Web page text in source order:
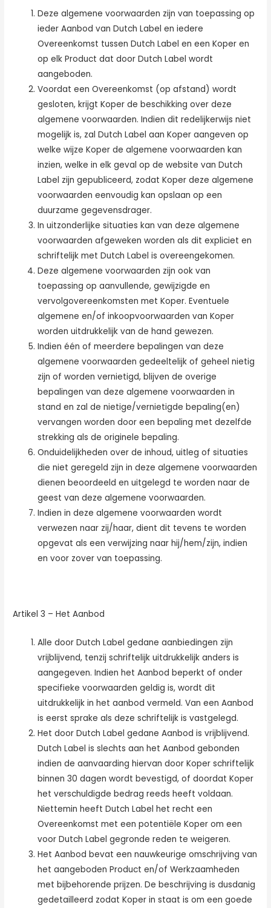
Deze algemene voorwaarden zijn van toepassing op
ieder Aanbod van Dutch Label en iedere
Overeenkomst tussen Dutch Label en een Koper en
op elk Product dat door Dutch Label wordt
aangeboden.
Voordat een Overeenkomst (op afstand) wordt
gesloten, krijgt Koper de beschikking over deze
algemene voorwaarden. Indien dit redelijkerwijs niet
mogelijk is, zal Dutch Label aan Koper aangeven op
welke wijze Koper de algemene voorwaarden kan
inzien, welke in elk geval op de website van Dutch
Label zijn gepubliceerd, zodat Koper deze algemene
voorwaarden eenvoudig kan opslaan op een
duurzame gegevensdrager.
In uitzonderlijke situaties kan van deze algemene
voorwaarden afgeweken worden als dit expliciet en
schriftelijk met Dutch Label is overeengekomen.
Deze algemene voorwaarden zijn ook van
toepassing op aanvullende, gewijzigde en
vervolgovereenkomsten met Koper. Eventuele
algemene en/of inkoopvoorwaarden van Koper
worden uitdrukkelijk van de hand gewezen.
Indien één of meerdere bepalingen van deze
algemene voorwaarden gedeeltelijk of geheel nietig
zijn of worden vernietigd, blijven de overige
bepalingen van deze algemene voorwaarden in
stand en zal de nietige/vernietigde bepaling(en)
vervangen worden door een bepaling met dezelfde
strekking als de originele bepaling.
Onduidelijkheden over de inhoud, uitleg of situaties
die niet geregeld zijn in deze algemene voorwaarden
dienen beoordeeld en uitgelegd te worden naar de
geest van deze algemene voorwaarden.
Indien in deze algemene voorwaarden wordt
verwezen naar zij/haar, dient dit tevens te worden
opgevat als een verwijzing naar hij/hem/zijn, indien
en voor zover van toepassing.
Artikel 3 – Het Aanbod
Alle door Dutch Label gedane aanbiedingen zijn
vrijblijvend, tenzij schriftelijk uitdrukkelijk anders is
aangegeven. Indien het Aanbod beperkt of onder
specifieke voorwaarden geldig is, wordt dit
uitdrukkelijk in het aanbod vermeld. Van een Aanbod
is eerst sprake als deze schriftelijk is vastgelegd.
Het door Dutch Label gedane Aanbod is vrijblijvend.
Dutch Label is slechts aan het Aanbod gebonden
indien de aanvaarding hiervan door Koper schriftelijk
binnen 30 dagen wordt bevestigd, of doordat Koper
het verschuldigde bedrag reeds heeft voldaan.
Niettemin heeft Dutch Label het recht een
Overeenkomst met een potentiële Koper om een
voor Dutch Label gegronde reden te weigeren.
Het Aanbod bevat een nauwkeurige omschrijving van
het aangeboden Product en/of Werkzaamheden
met bijbehorende prijzen. De beschrijving is dusdanig
gedetailleerd zodat Koper in staat is om een goede